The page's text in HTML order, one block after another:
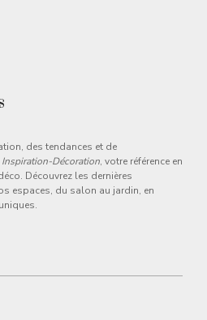
des tendances et de
Inspiration-Décoration, votre référence en
Découvrez les dernières
espaces, du salon au jardin, en